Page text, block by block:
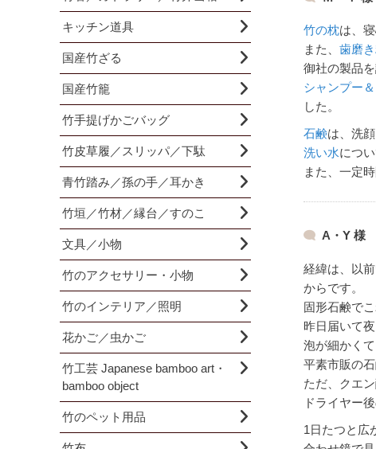
竹の枕は、
また、 歯磨
御社の製品
シャンプー
した。
石鹸は、洗
洗い水につ
また、一定
A・Y 様
経緯は、以
からです。
固形石鹸で
昨日届いて
泡が細かく
平素市販の
ただ、クエ
ドライヤー
1日たつと広
キッチン道具
国産竹ざる
国産竹籠
竹手提げかごバッグ
竹皮草履／スリッパ／下駄
青竹踏み／孫の手／耳かき
竹垣／竹材／縁台／すのこ
文具／小物
竹のアクセサリー・小物
竹のインテリア／照明
花かご／虫かご
竹工芸 Japanese bamboo art・
bamboo object
竹のペット用品